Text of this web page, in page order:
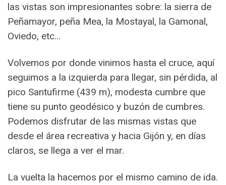
las vistas son impresionantes sobre: la sierra de
Peñamayor, peña Mea, la Mostayal, la Gamonal,
Oviedo, etc…
Volvemos por donde vinimos hasta el cruce, aquí
seguimos a la izquierda para llegar, sin pérdida, al
pico Santufirme (439 m), modesta cumbre que
tiene su punto geodésico y buzón de cumbres.
Podemos disfrutar de las mismas vistas que
desde el área recreativa y hacia Gijón y, en días
claros, se llega a ver el mar.
La vuelta la hacemos por el mismo camino de ida.